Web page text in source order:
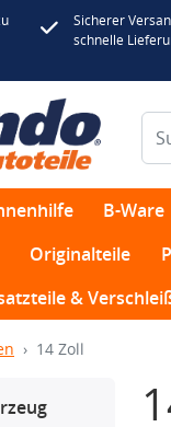
Sicherer
schnelle
B-Ware
Originalteile
&
14 Zoll